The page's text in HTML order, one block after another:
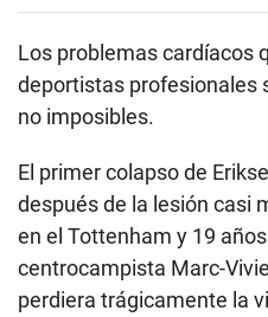
Los problemas cardíacos
deportistas profesionales
no imposibles.
El primer colapso de
después de la lesión casi
en el Tottenham y 19
centrocampista Marc-
perdiera trágicamente la